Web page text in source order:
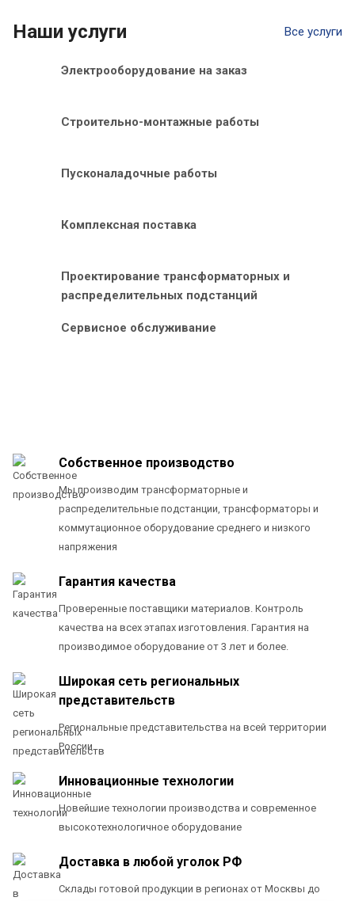
Все услуги
Наши услуги
Электрооборудование на заказ
Строительно-монтажные работы
Пусконаладочные работы
Комплексная поставка
Проектирование трансформаторных и
распределительных подстанций
Сервисное обслуживание
Собственное производство
Мы производим трансформаторные и
распределительные подстанции, трансформаторы и
коммутационное оборудование среднего и низкого
напряжения
Гарантия качества
Проверенные поставщики материалов. Контроль
качества на всех этапах изготовления. Гарантия на
производимое оборудование от 3 лет и более.
Широкая сеть региональных
представительств
Региональные представительства на всей территории
России
Инновационные технологии
Новейшие технологии производства и современное
высокотехнологичное оборудование
Доставка в любой уголок РФ
Склады готовой продукции в регионах от Москвы до